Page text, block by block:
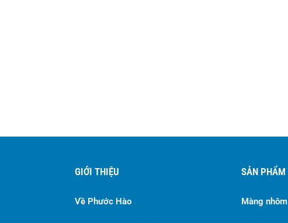
GIỚI THIỆU
Về Phước Hào
SẢN PHẨM
Màng nhôm